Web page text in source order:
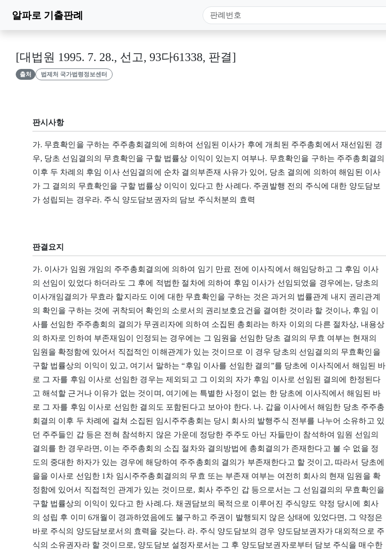
알파로 기출판례
[대법원 1995. 7. 28., 선고, 93다61338, 판결]
출처 법제처 국가법령정보센터
판시사항
가. 무효확인을 구하는 주주총회결의에 의하여 선임된 이사가 후에 개최된 주주총회에서 재선임된 경
우, 당초 선임결의의 무효확인을 구할 법률상 이익이 있는지 여부나. 무효확인을 구하는 주주총회결의
이후 두 차례의 후임 이사 선임결의에 순차 결의부존재 사유가 있어, 당초 결의에 의하여 해임된 이사
가 그 결의의 무효확인을 구할 법률상 이익이 있다고 한 사례다. 주권발행 전의 주식에 대한 양도담보
가 성립되는 경우라. 주식 양도담보권자의 담보 주식처분의 효력
판결요지
가. 이사가 임원 개임의 주주총회결의에 의하여 임기 만료 전에 이사직에서 해임당하고 그 후임 이사
의 선임이 있었다 하더라도 그 후에 적법한 절차에 의하여 후임 이사가 선임되었을 경우에는, 당초의
이사개임결의가 무효라 할지라도 이에 대한 무효확인을 구하는 것은 과거의 법률관계 내지 권리관계
의 확인을 구하는 것에 귀착되어 확인의 소로서의 권리보호요건을 결여한 것이라 할 것이나, 후임 이
사를 선임한 주주총회의 결의가 무권리자에 의하여 소집된 총회라는 하자 이외의 다른 절차상, 내용상
의 하자로 인하여 부존재임이 인정되는 경우에는 그 임원을 선임한 당초 결의의 무효 여부는 현재의
임원을 확정함에 있어서 직접적인 이해관계가 있는 것이므로 이 경우 당초의 선임결의의 무효확인을
구할 법률상의 이익이 있고, 여기서 말하는 “후임 이사를 선임한 결의”를 당초에 이사직에서 해임된 바
로 그 자를 후임 이사로 선임한 경우는 제외되고 그 이외의 자가 후임 이사로 선임된 결의에 한정된다
고 해석할 근거나 이유가 없는 것이며, 여기에는 특별한 사정이 없는 한 당초에 이사직에서 해임된 바
로 그 자를 후임 이사로 선임한 결의도 포함된다고 보아야 한다. 나. 갑을 이사에서 해임한 당초 주주총
회결의 이후 두 차례에 걸쳐 소집된 임시주주총회는 당시 회사의 발행주식 전부를 나누어 소유하고 있
던 주주들인 갑 등은 전혀 참석하지 않은 가운데 정당한 주주도 아닌 자들만이 참석하여 임원 선임의
결의를 한 경우라면, 이는 주주총회의 소집 절차와 결의방법에 총회결의가 존재한다고 볼 수 없을 정
도의 중대한 하자가 있는 경우에 해당하여 주주총회의 결의가 부존재한다고 할 것이고, 따라서 당초에
을을 이사로 선임한 1차 임시주주총회결의의 무효 또는 부존재 여부는 여전히 회사의 현재 임원을 확
정함에 있어서 직접적인 관계가 있는 것이므로, 회사 주주인 갑 등으로서는 그 선임결의의 무효확인을
구할 법률상의 이익이 있다고 한 사례.다. 채권담보의 목적으로 이루어진 주식양도 약정 당시에 회사
의 성립 후 이미 6개월이 경과하였음에도 불구하고 주권이 발행되지 않은 상태에 있었다면, 그 약정은
바로 주식의 양도담보로서의 효력을 갖는다. 라. 주식 양도담보의 경우 양도담보권자가 대외적으로 주
식의 소유권자라 할 것이므로, 양도담보 설정자로서는 그 후 양도담보권자로부터 담보 주식을 매수한